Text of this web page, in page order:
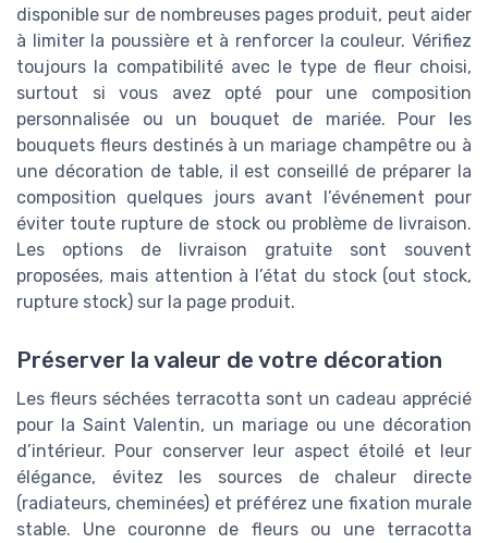
disponible sur de nombreuses pages produit, peut aider
à limiter la poussière et à renforcer la couleur. Vérifiez
toujours la compatibilité avec le type de fleur choisi,
surtout si vous avez opté pour une composition
personnalisée ou un bouquet de mariée. Pour les
bouquets fleurs destinés à un mariage champêtre ou à
une décoration de table, il est conseillé de préparer la
composition quelques jours avant l’événement pour
éviter toute rupture de stock ou problème de livraison.
Les options de livraison gratuite sont souvent
proposées, mais attention à l’état du stock (out stock,
rupture stock) sur la page produit.
Préserver la valeur de votre décoration
Les fleurs séchées terracotta sont un cadeau apprécié
pour la Saint Valentin, un mariage ou une décoration
d’intérieur. Pour conserver leur aspect étoilé et leur
élégance, évitez les sources de chaleur directe
(radiateurs, cheminées) et préférez une fixation murale
stable. Une couronne de fleurs ou une terracotta